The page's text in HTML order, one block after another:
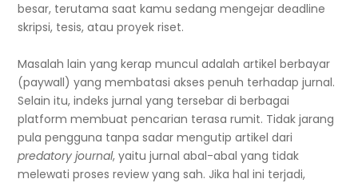
besar, terutama saat kamu sedang mengejar deadline
skripsi, tesis, atau proyek riset.
Masalah lain yang kerap muncul adalah artikel berbayar
(paywall) yang membatasi akses penuh terhadap jurnal.
Selain itu, indeks jurnal yang tersebar di berbagai
platform membuat pencarian terasa rumit. Tidak jarang
pula pengguna tanpa sadar mengutip artikel dari
predatory journal, yaitu jurnal abal-abal yang tidak
melewati proses review yang sah. Jika hal ini terjadi,